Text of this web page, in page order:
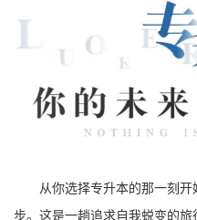
从你选择专升本的那一刻
步。这是一趟追求自我蜕变的